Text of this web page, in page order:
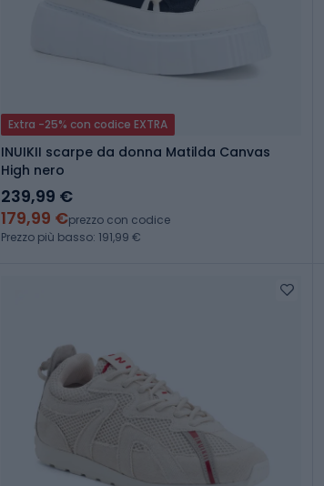
Extra -25% con codice EXTRA
INUIKII scarpe da donna Matilda Canvas
High nero
239,99 €
179,99 €prezzo con codice
Prezzo più basso: 191,99 €